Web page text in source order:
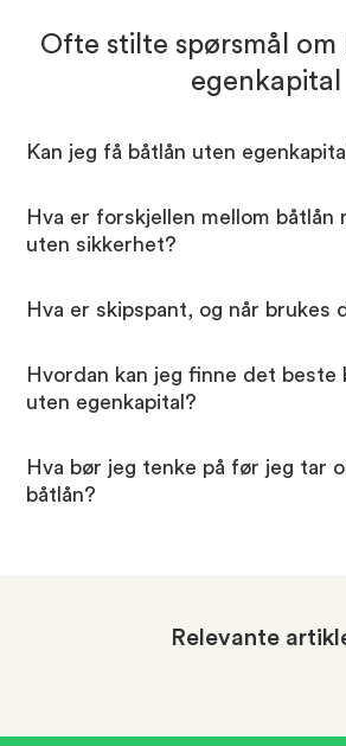
Ofte stilte spørsmål
egenkapital
Kan jeg få båtlån uten
Hva er forskjellen mellom båtlån
uten sikkerhet?
Hva er skipspant, og når brukes
Hvordan kan jeg finne det beste
uten egenkapital?
Hva bør jeg tenke på før jeg tar
båtlån?
Relevante